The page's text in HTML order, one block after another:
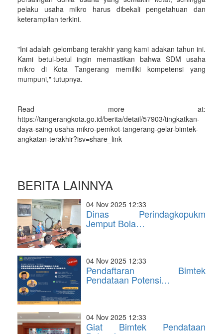
pelaku usaha mikro harus dibekali pengetahuan dan
keterampilan terkini.
"Ini adalah gelombang terakhir yang kami adakan tahun ini.
Kami betul-betul ingin memastikan bahwa SDM usaha
mikro di Kota Tangerang memiliki kompetensi yang
mumpuni," tutupnya.
Read more at:
https://tangerangkota.go.id/berita/detail/57903/tingkatkan-
daya-saing-usaha-mikro-pemkot-tangerang-gelar-bimtek-
angkatan-terakhir?isv=share_link
BERITA LAINNYA
04 Nov 2025 12:33
Dinas Perindagkopukm
Jemput Bola…
04 Nov 2025 12:33
Pendaftaran Bimtek
Pendataan Potensi…
04 Nov 2025 12:33
Giat Bimtek Pendataan